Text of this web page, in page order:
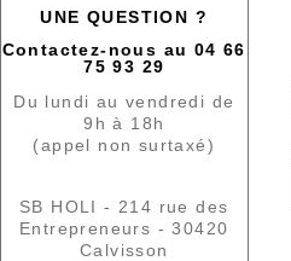
UNE QUESTION ?
Contactez-nous au 04 66
75 93 29
Du lundi au vendredi de
9h à 18h
(appel non surtaxé)
SB HOLI - 214 rue des
Entrepreneurs - 30420
Calvisson